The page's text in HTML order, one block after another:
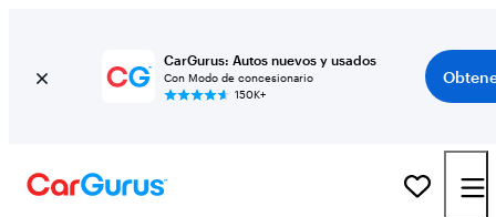
CarGurus: Autos nuevos y usados
Con Modo de concesionario
150K+